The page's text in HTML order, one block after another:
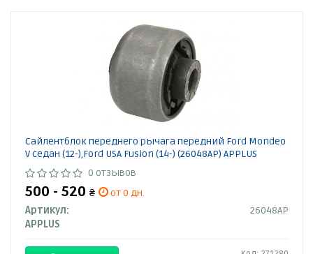
Сайлентблок переднего рычага передний Ford Mondeo
V седан (12-),Ford USA Fusion (14-) (26048AP) APPLUS
0 отзывов
500 - 520 ₴
от 0 дн.
Артикул:
26048AP
APPLUS